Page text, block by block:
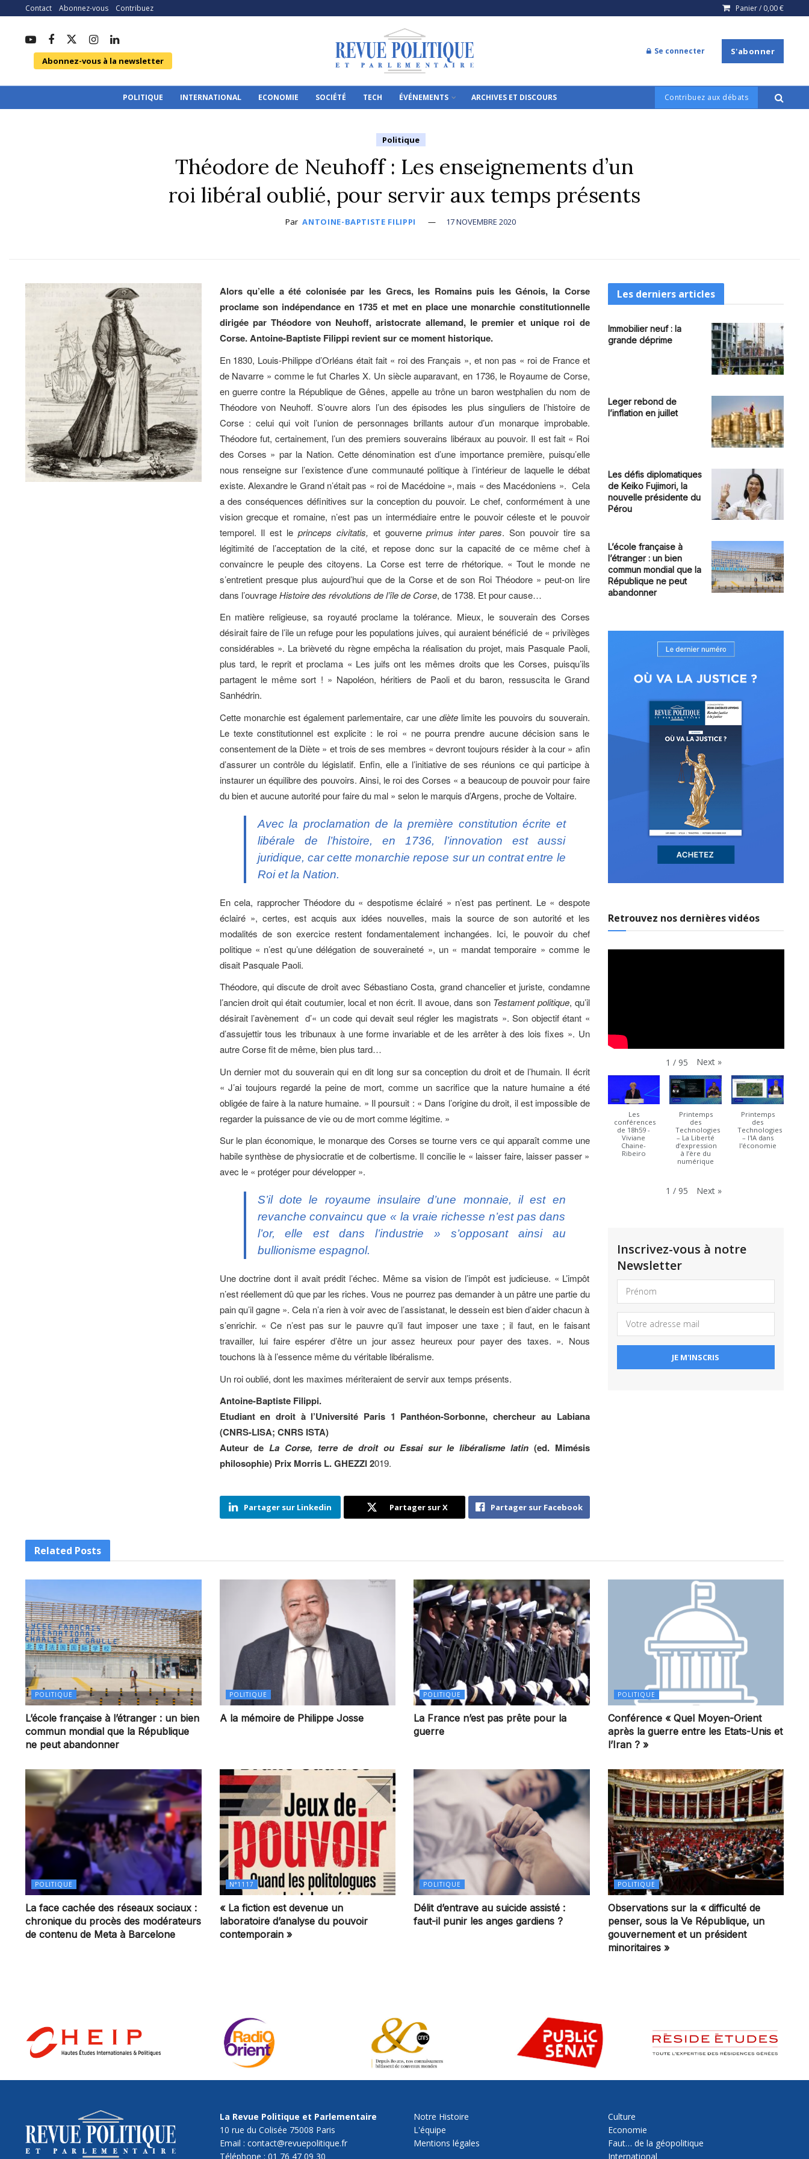
Contact Abonnez-vous Contribuez Panier / 0,00€
Abonnez-vous à la newsletter
Se connecter S'abonner
POLITIQUE INTERNATIONAL ECONOMIE SOCIÉTÉ TECH ÉVÉNEMENTS ARCHIVES ET DISCOURS Contribuez aux débats
Politique
Théodore de Neuhoff : Les enseignements d’un
roi libéral oublié, pour servir aux temps présents
Par ANTOINE-BAPTISTE FILIPPI 17 NOVEMBRE 2020
Alors qu’elle a été colonisée par les Grecs, les Romains puis les Génois, la Corse
proclame son indépendance en 1735 et met en place une monarchie constitutionnelle
dirigée par Théodore von Neuhoff, aristocrate allemand, le premier et unique roi de
Corse. Antoine-Baptiste Filippi revient sur ce moment historique.
En 1830, Louis-Philippe d’Orléans était fait « roi des Français », et non pas « roi de France et
de Navarre » comme le fut Charles X. Un siècle auparavant, en 1736, le Royaume de Corse,
en guerre contre la République de Gênes, appelle au trône un baron westphalien du nom de
Théodore von Neuhoff. S’ouvre alors l’un des épisodes les plus singuliers de l’histoire de
Corse : celui qui voit l’union de personnages brillants autour d’un monarque improbable.
Théodore fut, certainement, l’un des premiers souverains libéraux au pouvoir. Il est fait « Roi
des Corses » par la Nation. Cette dénomination est d’une importance première, puisqu’elle
nous renseigne sur l’existence d’une communauté politique à l’intérieur de laquelle le débat
existe. Alexandre le Grand n’était pas « roi de Macédoine », mais « des Macédoniens ». Cela
a des conséquences définitives sur la conception du pouvoir. Le chef, conformément à une
vision grecque et romaine, n’est pas un intermédiaire entre le pouvoir céleste et le pouvoir
temporel. Il est le princeps civitatis, et gouverneprimus inter pares. Son pouvoir tire sa
légitimité de l’acceptation de la cité, et repose donc sur la capacité de ce même chef à
convaincre le peuple des citoyens. La Corse est terre de rhétorique. « Tout le monde ne
s’entretient presque plus aujourd’hui que de la Corse et de son Roi Théodore » peut-on lire
dans l’ouvrageHistoire des révolutions de l’île de Corse, de 1738. Et pour cause…
En matière religieuse, sa royauté proclame la tolérance. Mieux, le souverain des Corses
désirait faire de l’ile un refuge pour les populations juives, qui auraient bénéficié de « privilèges
considérables ». La brièveté du règne empêcha la réalisation du projet, mais Pasquale Paoli,
plus tard, le reprit et proclama « Les juifs ont les mêmes droits que les Corses, puisqu’ils
partagent le même sort ! » Napoléon, héritiers de Paoli et du baron, ressuscita le Grand
Sanhédrin.
Cette monarchie est également parlementaire, car unediète limite les pouvoirs du souverain.
Le texte constitutionnel est explicite : le roi « ne pourra prendre aucune décision sans le
consentement de la Diète » et trois de ses membres « devront toujours résider à la cour » afin
d’assurer un contrôle du législatif. Enfin, elle a l’initiative de ses réunions ce qui participe à
instaurer un équilibre des pouvoirs. Ainsi, le roi des Corses « a beaucoup de pouvoir pour faire
du bien et aucune autorité pour faire du mal » selon le marquis d’Argens, proche de Voltaire.
Avec la proclamation de la première constitution écrite et
libérale de l’histoire, en 1736, l’innovation est aussi
juridique, car cette monarchie repose sur un contrat entre le
Roi et la Nation.
En cela, rapprocher Théodore du « despotisme éclairé » n’est pas pertinent. Le « despote
éclairé », certes, est acquis aux idées nouvelles, mais la source de son autorité et les
modalités de son exercice restent fondamentalement inchangées. Ici, le pouvoir du chef
politique « n’est qu’une délégation de souveraineté », un « mandat temporaire » comme le
disait Pasquale Paoli.
Théodore, qui discute de droit avec Sébastiano Costa, grand chancelier et juriste, condamne
l’ancien droit qui était coutumier, local et non écrit. Il avoue, dans son Testament politique, qu’il
désirait l’avènement d’« un code qui devait seul régler les magistrats ». Son objectif étant «
d’assujettir tous les tribunaux à une forme invariable et de les arrêter à des lois fixes ». Un
autre Corse fit de même, bien plus tard…
Un dernier mot du souverain qui en dit long sur sa conception du droit et de l’humain. Il écrit
« J’ai toujours regardé la peine de mort, comme un sacrifice que la nature humaine a été
obligée de faire à la nature humaine. » Il poursuit : « Dans l’origine du droit, il est impossible de
regarder la puissance de vie ou de mort comme légitime. »
Sur le plan économique, le monarque des Corses se tourne vers ce qui apparaît comme une
habile synthèse de physiocratie et de colbertisme. Il concilie le « laisser faire, laisser passer »
avec le « protéger pour développer ».
S’il dote le royaume insulaire d’une monnaie, il est en
revanche convaincu que « la vraie richesse n’est pas dans
l’or, elle est dans l’industrie » s’opposant ainsi au
bullionisme espagnol.
Une doctrine dont il avait prédit l’échec. Même sa vision de l’impôt est judicieuse. « L’impôt
n’est réellement dû que par les riches. Vous ne pourrez pas demander à un pâtre une partie du
pain qu’il gagne ». Cela n’a rien à voir avec de l’assistanat, le dessein est bien d’aider chacun à
s’enrichir. « Ce n’est pas sur le pauvre qu’il faut imposer une taxe ; il faut, en le faisant
travailler, lui faire espérer d’être un jour assez heureux pour payer des taxes. ». Nous
touchons là à l’essence même du véritable libéralisme.
Un roi oublié, dont les maximes mériteraient de servir aux temps présents.
Antoine-Baptiste Filippi.
Etudiant en droit à l’Université Paris 1 Panthéon-Sorbonne, chercheur au Labiana
(CNRS-LISA; CNRS ISTA)
Auteur deLa Corse, terre de droit ou Essai sur le libéralisme latin(ed. Mimésis
philosophie) Prix Morris L. GHEZZI 2019.
Partager sur Linkedin Partager sur X Partager sur Facebook
Les derniers articles
Immobilier neuf : la
grande déprime
Leger rebond de
l’inflation en juillet
Les défis diplomatiques
de Keiko Fujimori, la
nouvelle présidente du
Pérou
L’école française à
l’étranger : un bien
commun mondial que la
République ne peut
abandonner
Retrouvez nos dernières vidéos
1 / 95 Next »
Les
conférences
de 18h59 -
Viviane
Chaine-
Ribeiro
Printemps
des
Technologies
– La Liberté
d’expression
à l’ère du
numérique
Printemps
des
Technologies
– l'IA dans
l'économie
1 / 95 Next »
Inscrivez-vous à notre
Newsletter
Related Posts
POLITIQUE
L’école française à l’étranger : un bien
commun mondial que la République
ne peut abandonner
POLITIQUE
A la mémoire de Philippe Josse
POLITIQUE
La France n’est pas prête pour la
guerre
POLITIQUE
Conférence « Quel Moyen-Orient
après la guerre entre les Etats-Unis et
l’Iran ? »
POLITIQUE
La face cachée des réseaux sociaux :
chronique du procès des modérateurs
de contenu de Meta à Barcelone
N°1117
« La fiction est devenue un
laboratoire d’analyse du pouvoir
contemporain »
POLITIQUE
Délit d’entrave au suicide assisté :
faut-il punir les anges gardiens ?
POLITIQUE
Observations sur la « difficulté de
penser, sous la Ve République, un
gouvernement et un président
minoritaires »
La Revue Politique et Parlementaire
10 rue du Colisée 75008 Paris
Email : contact@revuepolitique.fr
Téléphone : 01 76 47 09 30
Notre Histoire
L'équipe
Mentions légales
Culture
Economie
Faut… de la géopolitique
International